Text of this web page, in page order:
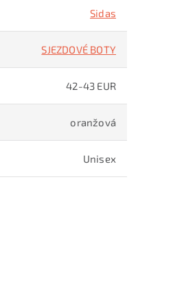
Sidas
SJEZDOVÉ BOTY
42-43 EUR
oranžová
Unisex